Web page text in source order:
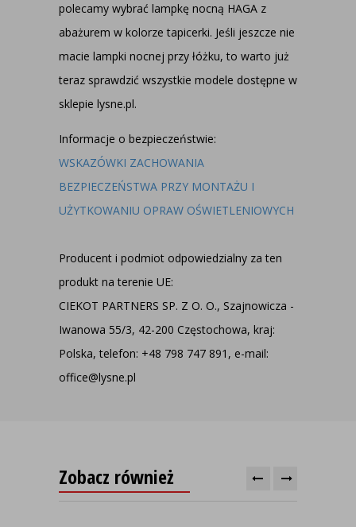
polecamy wybrać lampkę nocną HAGA z
abażurem w kolorze tapicerki. Jeśli jeszcze nie
macie lampki nocnej przy łóżku, to warto już
teraz sprawdzić wszystkie modele dostępne w
sklepie lysne.pl.
Informacje o bezpieczeństwie:
WSKAZÓWKI ZACHOWANIA
BEZPIECZEŃSTWA PRZY MONTAŻU I
UŻYTKOWANIU OPRAW OŚWIETLENIOWYCH
Producent i podmiot odpowiedzialny za ten
produkt na terenie UE:
CIEKOT PARTNERS SP. Z O. O., Szajnowicza -
Iwanowa 55/3, 42-200 Częstochowa, kraj:
Polska, telefon: +48 798 747 891, e-mail:
office@lysne.pl
Zobacz również